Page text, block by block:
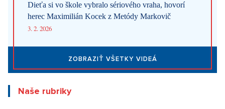
Dieťa si vo škole vybralo sériového vraha, hovorí
herec Maximilián Kocek z Metódy Markovič
3. 2. 2026
ZOBRAZIŤ VŠETKY VIDEÁ
Naše rubriky